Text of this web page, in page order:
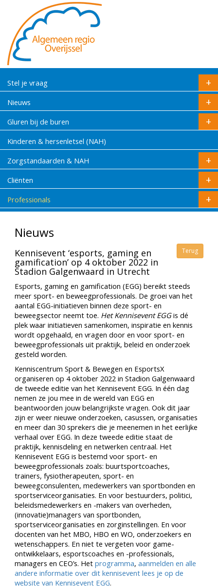
Stel je vraag
Nieuws
Gluren bij de buren
Kinderen & hersenletsel (NAH)
Zorgstandaarden & NAH
Cliënten
Professionals
Nieuws
Terug
Kennisevent ‘esports, gaming en
gamification’ op 4 oktober 2022 in
Stadion Galgenwaard in Utrecht
Esports, gaming en gamification (EGG) bereikt steeds
meer sport- en beweegprofessionals. De groei van het
aantal EGG-initiatieven binnen deze sport- en
beweegsector neemt toe. Het Kennisevent EGGis dé
plek waar initiatieven samenkomen, inspiratie en kennis
wordt opgehaald, en vragen door en voor sport- en
beweegprofessionals uit praktijk, beleid en onderzoek
gesteld worden.
Kenniscentrum Sport & Bewegen en EsportsX
organiseren op 4 oktober 2022 in Stadion Galgenwaard
de tweede editie van het Kennisevent EGG. In één dag
nemen ze jou mee in de wereld van EGG en
beantwoorden jouw belangrijkste vragen. Ook dit jaar
zijn er weer nieuwe onderzoeken, casussen, organisaties
en meer dan 30 sprekers die je meenemen in het eerlijke
verhaal over EGG. In deze tweede editie staat de
praktijk, kennisdeling en netwerken centraal. Het
Kennisevent EGG is bestemd voor sport- en
beweegprofessionals zoals: buurtsportcoaches,
trainers, fysiotherapeuten, sport- en
beweegconsulenten, medewerkers van sportbonden en
sportserviceorganisaties. En voor bestuurders, politici,
beleidsmedewerkers en -makers van overheden,
(innovatie)managers van sportbonden,
sportserviceorganisaties en zorginstellingen. En voor
docenten van het MBO, HBO en WO, onderzoekers en
wetenschappers. En niet te vergeten voor game-
ontwikkelaars, esportscoaches en -professionals,
managers en CEO’s. Het programma, aanmelden en alle
andere informatie over dit kennisevent lees je op de
website van Kennisevent EGG.